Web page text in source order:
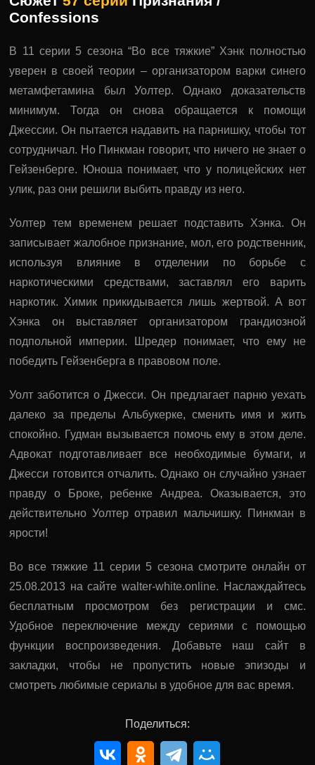
Confessions
В 11 серии 5 сезона “Во все тяжкие” Хэнк полностью
уверен в своей теории – организатором варки синего
метамфетамина был Уолтер. Однако доказательств
минимум. Тогда он снова обращается к помощи
Джессии. Он пытается надавить на парнишку, чтобы тот
сотрудничал. Но Пинкман говорит, что ничего не знает о
Гейзенберге. Юноша понимает, что у полицейских нет
улик, раз они решили выбить правду из него.
Уолтер тем временем решает подставить Хэнка. Он
записывает жалобное признание, мол, его родственник,
используя влияние в отделении по борьбе с
наркотическими средствами, заставлял его варить
наркотик. Химик прикидывается лишь жертвой. А вот
Хэнка он выставляет организатором грандиозной
подпольной империи. Шредер понимает, что ему не
победить Гейзенберга в правовом поле.
Уолт заботится о Джесси. Он предлагает парню уехать
далеко за пределы Альбукерке, сменить имя и жить
спокойно. Гудман вызывается помочь ему в этом деле.
Адвокат подготавливает все необходимые бумаги, и
Джесси готовится отчалить. Однако он случайно узнает
правду о Броке, ребенке Андреа. Оказывается, это
действительно Уолтер отравил мальчишку. Пинкман в
ярости!
Во все тяжкие 11 серии 5 сезона смотрите онлайн от
25.08.2013 на сайте walter-white.online. Наслаждайтесь
бесплатным просмотром без регистрации и смс.
Удобное переключение между сериями с помощью
функции воспроизведения. Добавьте наш сайт в
закладки, чтобы не пропустить новые эпизоды и
смотреть любимые сериалы в удобное для вас время.
Поделиться: